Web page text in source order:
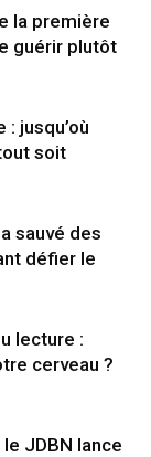
la première
guérir plutôt
jusqu’où
soit
sauvé des
défier le
lecture :
cerveau ?
JDBN lance